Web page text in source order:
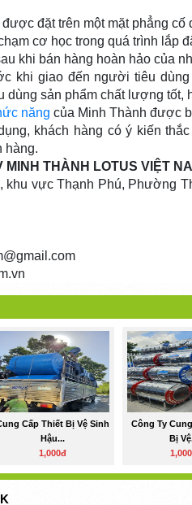
đặt trên một mặt phẳng cố
cơ học trong quá trình lắp
khi bán hàng hoàn hảo của
khi giao đến người tiêu
dùng sản phẩm chất lượng tốt,
năng của Minh Thành được
khách hàng có ý kiến
hàng.
MINH THÀNH LOTUS VIỆT
vực Thạnh Phú, Phường
Cấp Thiết Bị Vệ Sinh
Hậu...
1,000đ
Công Ty
Bị